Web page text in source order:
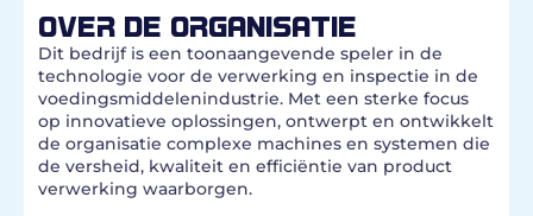
OVER DE ORGANISATIE
Dit bedrijf is een toonaangevende speler in de
technologie voor de verwerking en inspectie in de
voedingsmiddelenindustrie. Met een sterke focus
op innovatieve oplossingen, ontwerpt en ontwikkelt
de organisatie complexe machines en systemen die
de versheid, kwaliteit en efficiëntie van product
verwerking waarborgen.